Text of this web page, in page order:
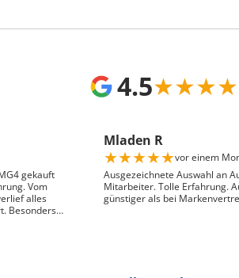
4.5★★★★
gekauft
Vom
alles
Besonders
genommen,
Mladen R
★★★★★vor einem
Ausgezeichnete Auswahl an
Mitarbeiter. Tolle Erfahrung. Autos sind bis zu 50%
günstiger als bei